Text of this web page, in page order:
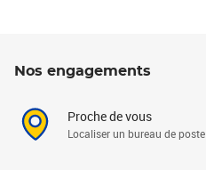
Nos engagements
Proche de vous
Localiser un bureau de poste